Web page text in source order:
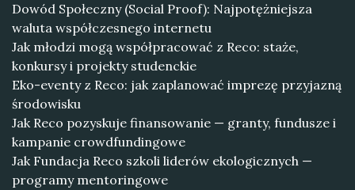
Dowód Społeczny (Social Proof): Najpotężniejsza
waluta współczesnego internetu
Jak młodzi mogą współpracować z Reco: staże,
konkursy i projekty studenckie
Eko-eventy z Reco: jak zaplanować imprezę przyjazną
środowisku
Jak Reco pozyskuje finansowanie — granty, fundusze i
kampanie crowdfundingowe
Jak Fundacja Reco szkoli liderów ekologicznych —
programy mentoringowe